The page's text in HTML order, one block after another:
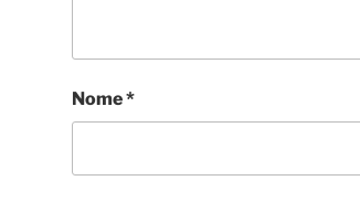
Nome*